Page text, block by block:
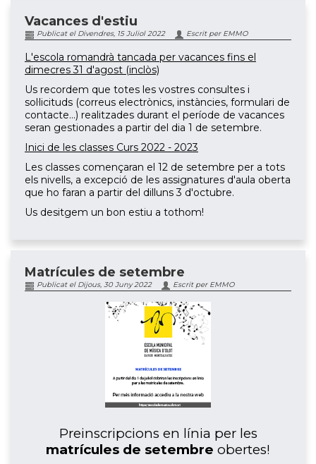
Vacances d'estiu
Publicat el Divendres, 15 Juliol 2022 Escrit per EMMO
L'escola romandrà tancada per vacances fins el
dimecres 31 d'agost (inclòs)
Us recordem que totes les vostres consultes i
sol·licituds (correus electrònics, instàncies, formulari de
contacte...) realitzades durant el període de vacances
seran gestionades a partir del dia 1 de setembre.
Inici de les classes Curs 2022 - 2023
Les classes començaran el 12 de setembre per a tots
els nivells, a excepció de les assignatures d'aula oberta
que ho faran a partir del dilluns 3 d'octubre.
Us desitgem un bon estiu a tothom!
Matrícules de setembre
Publicat el Dijous, 30 Juny 2022 Escrit per EMMO
Preinscripcions en línia per les
matrícules de setembre obertes!